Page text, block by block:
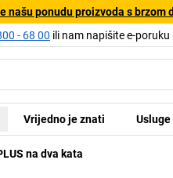
našu ponudu proizvoda s brzom
- 68 00 ili nam napišite e-poruku
Vrijedno je znati
na dva kata